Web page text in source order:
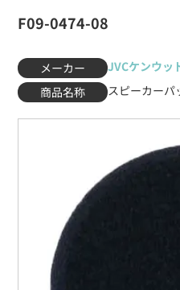
F09-0474-08
メーカー
JVCケンウッ
商品名称
スピーカーパ